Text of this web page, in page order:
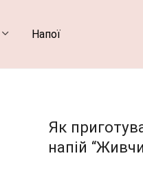
Напої
Як
напій